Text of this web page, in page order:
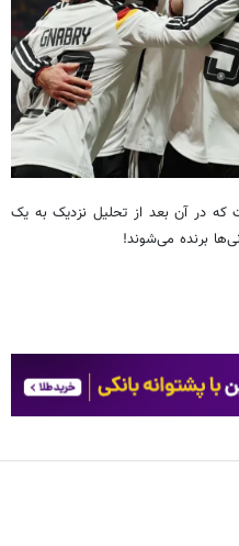
که در آن بعد از تحلیل نزدیک به یک
برنده می‌شوند!